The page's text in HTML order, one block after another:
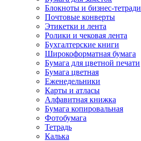
Блокноты и бизнес-тетради
Почтовые конверты
Этикетки и лента
Ролики и чековая лента
Бухгалтерские книги
Широкоформатная бумага
Бумага для цветной печати
Бумага цветная
Еженедельники
Карты и атласы
Алфавитная книжка
Бумага копировальная
Фотобумага
Тетрадь
Калька